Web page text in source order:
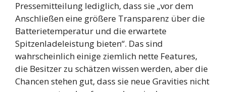
Pressemitteilung lediglich, dass sie „vor dem
Anschließen eine größere Transparenz über die
Batterietemperatur und die erwartete
Spitzenladeleistung bieten“. Das sind
wahrscheinlich einige ziemlich nette Features,
die Besitzer zu schätzen wissen werden, aber die
Chancen stehen gut, dass sie neue Gravities nicht